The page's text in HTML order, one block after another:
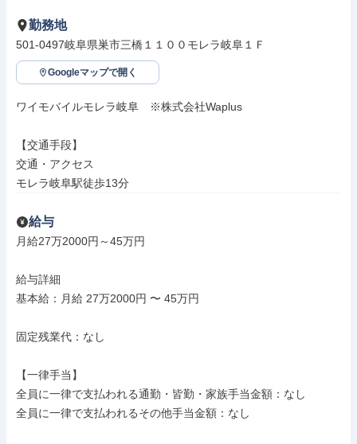
勤務地
501-0497岐阜県巣市三橋１１００モレラ岐阜１Ｆ
Googleマップで開く
ワイモバイルモレラ岐阜　※株式会社Waplus
【交通手段】
交通・アクセス
モレラ岐阜駅徒歩13分
給与
月給27万2000円～45万円
給与詳細
基本給：月給 27万2000円 〜 45万円
固定残業代：なし
【一律手当】
全員に一律で支払われる通勤・皆勤・家族手当金額：なし
全員に一律で支払われるその他手当金額：なし